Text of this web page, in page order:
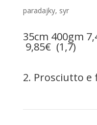
paradajky, syr
35cm
9,85€ (1,7)
2. Prosciutto e